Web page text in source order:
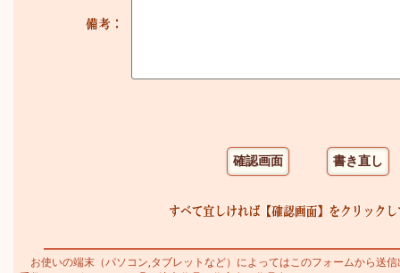
お使いの端末（パソコン,タブレットなど）によってはこのフォームから送